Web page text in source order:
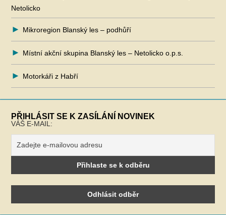
Netolicko
Mikroregion Blanský les – podhůří
Místní akční skupina Blanský les – Netolicko o.p.s.
Motorkáři z Habří
PŘIHLÁSIT SE K ZASÍLÁNÍ NOVINEK
VÁŠ E-MAIL: